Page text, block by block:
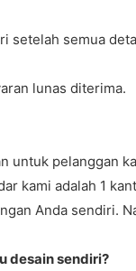
setelah semua
lunas diterima.
untuk pelanggan
kami adalah 1
Anda sendiri.
desain sendiri?